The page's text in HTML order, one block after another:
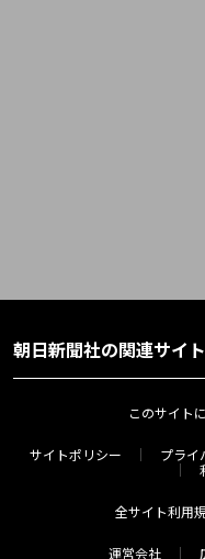
朝日新聞社の関連サイト
このサイト
サイトポリシー プライ
全サイト利用
運営会社